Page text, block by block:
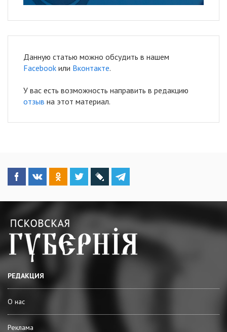
Данную статью можно обсудить в нашем
Facebook или Вконтакте.
У вас есть возможность направить в редакцию
отзыв на этот материал.
РЕДАКЦИЯ
О нас
Реклама